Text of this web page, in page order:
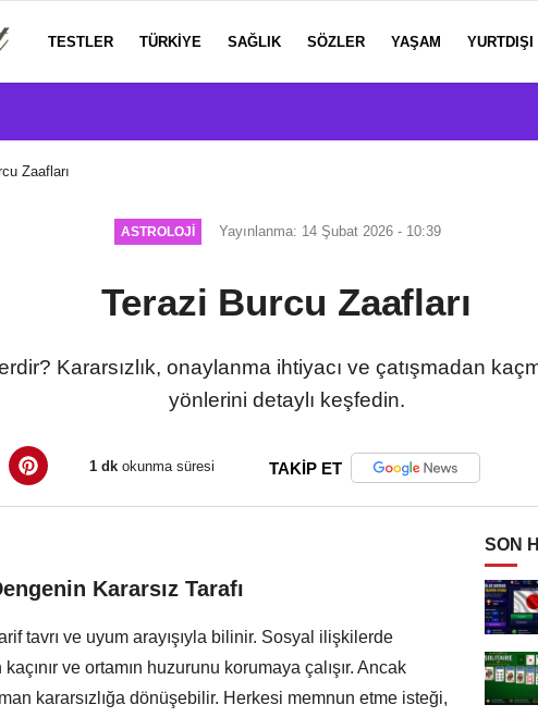
TESTLER TÜRKIYE SAĞLIK SÖZLER YAŞAM YURTDIŞI
Zaafları
ASTROLOJI Yayınlanma: 14 Şubat 2026 - 10:39
Terazi Burcu Zaafları
Kararsızlık, onaylanma ihtiyacı ve çatışmadan
yönlerini detaylı keşfedin.
1 dk okunma süresi TAKİP ET
Kararsız Tarafı
tavrı ve uyum arayışıyla bilinir. Sosyal ilişkilerde
ve ortamın huzurunu korumaya çalışır. Ancak
kararsızlığa dönüşebilir. Herkesi memnun etme isteği,
SON